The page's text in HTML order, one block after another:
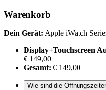
Warenkorb
Dein Gerät: Apple iWatch
Display+Touchscreen
€ 149,00
Gesamt: € 149,00
Wie sind die